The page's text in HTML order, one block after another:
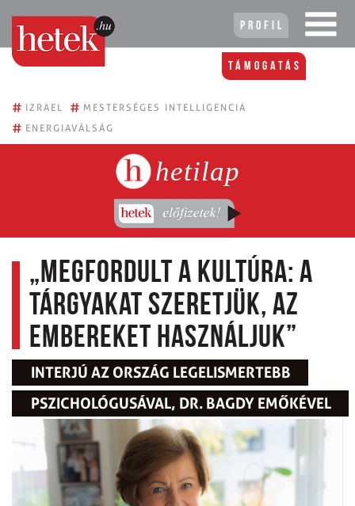
Profil
Támogatás
# IZRAEL # MESTERSÉGES INTELLIGENCIA
# ENERGIAVÁLSÁG
hetilap
„Megfordult a kultúra: a
tárgyakat szeretjük, az
embereket használjuk”
INTERJÚ AZ ORSZÁG LEGELISMERTEBB
PSZICHOLÓGUSÁVAL, DR. BAGDY EMŐKÉVEL